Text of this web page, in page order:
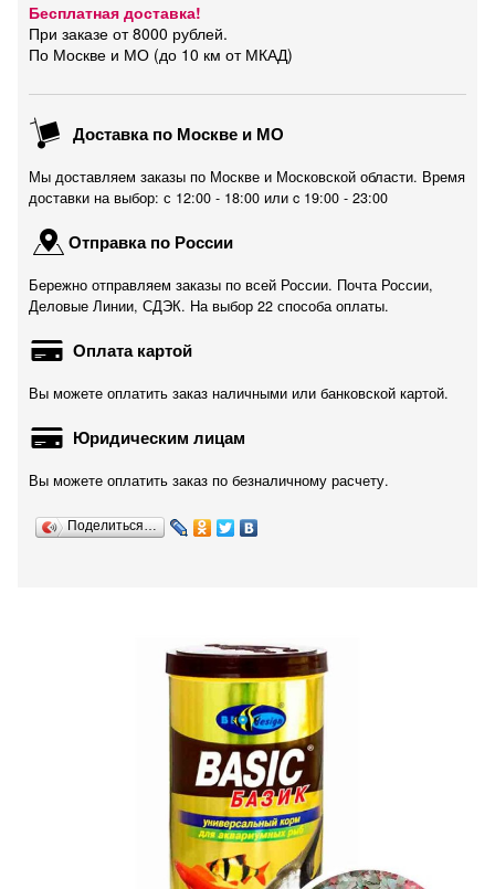
Бесплатная доставка!
При заказе от 8000 рублей.
По Москве и МО (до 10 км от МКАД)
Доставка по Москве и МО
Мы доставляем заказы по Москве и Московской области. Время
доставки на выбор: с 12:00 - 18:00 или c 19:00 - 23:00
Отправка по России
Бережно отправляем заказы по всей России. Почта России,
Деловые Линии, СДЭК. На выбор 22 способа оплаты.
Оплата картой
Вы можете оплатить заказ наличными или банковской картой.
Юридическим лицам
Вы можете оплатить заказ по безналичному расчету.
Поделиться…